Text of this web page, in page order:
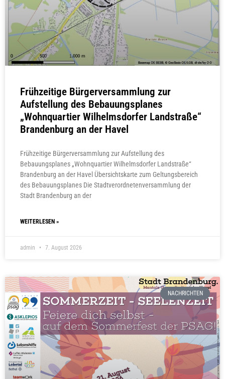
Frühzeitige Bürgerversammlung zur
Aufstellung des Bebauungsplanes
„Wohnquartier Wilhelmsdorfer Landstraße“
Brandenburg an der Havel
Frühzeitige Bürgerversammlung zur Aufstellung des
Bebauungsplanes „Wohnquartier Wilhelmsdorfer Landstraße“
Brandenburg an der Havel Übersichtskarte zum Geltungsbereich
des Bebauungsplanes Die Stadtverordnetenversammlung der
Stadt Brandenburg an der
WEITERLESEN »
admin 7. August 2026
NACHRICHTEN